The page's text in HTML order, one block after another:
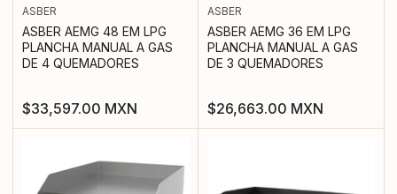
ASBER
ASBER AEMG 48 EM LPG
PLANCHA MANUAL A GAS
DE 4 QUEMADORES
Precio
regular
$33,597.00 MXN
ASBER
ASBER AEMG 36 EM LPG
PLANCHA MANUAL A GAS
DE 3 QUEMADORES
Precio
regular
$26,663.00 MXN